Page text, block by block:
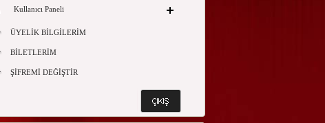
Kullanıcı Paneli
ÜYELİK BİLGİLERİM
BİLETLERİM
ŞİFREMİ DEĞİŞTİR